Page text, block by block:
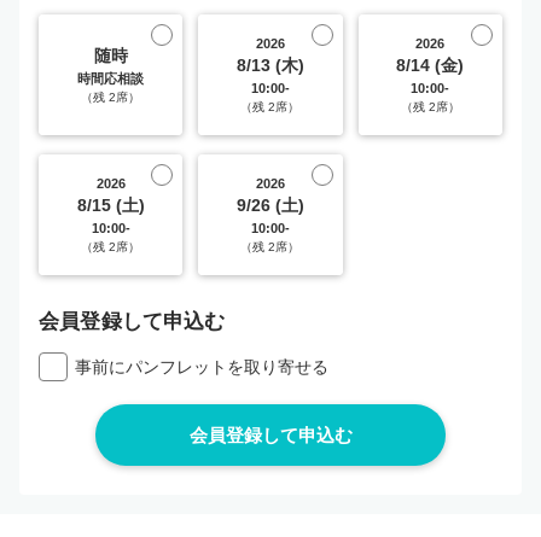
随時
時間応相談
（残 2席）
2026
8/13 (木)
10:00-
（残 2席）
2026
8/14 (金)
10:00-
（残 2席）
2026
8/15 (土)
10:00-
（残 2席）
2026
9/26 (土)
10:00-
（残 2席）
会員登録して申込む
事前にパンフレットを取り寄せる